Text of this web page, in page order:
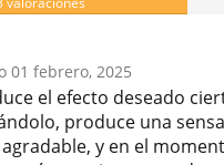
01 febrero, 2025
el efecto deseado
produce una
y en el